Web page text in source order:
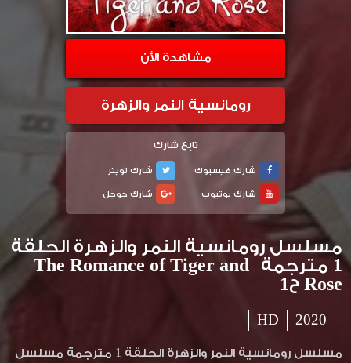
مشاهدة الأن
رومانسية النمر والزهرة
تابع شارك
شارك فيسبوك
شارك تويتر
شارك يوتيوب
شارك جوجل
مسلسل رومانسية النمر والزهرة الحلقة
1 مترجمة The Romance of Tiger and
Rose ح1
2020
HD
مسلسل رومانسية النمر والزهرة الحلقة 1 مترجمة مسلسل